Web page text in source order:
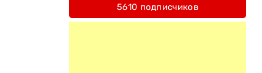
5610 подписчиков